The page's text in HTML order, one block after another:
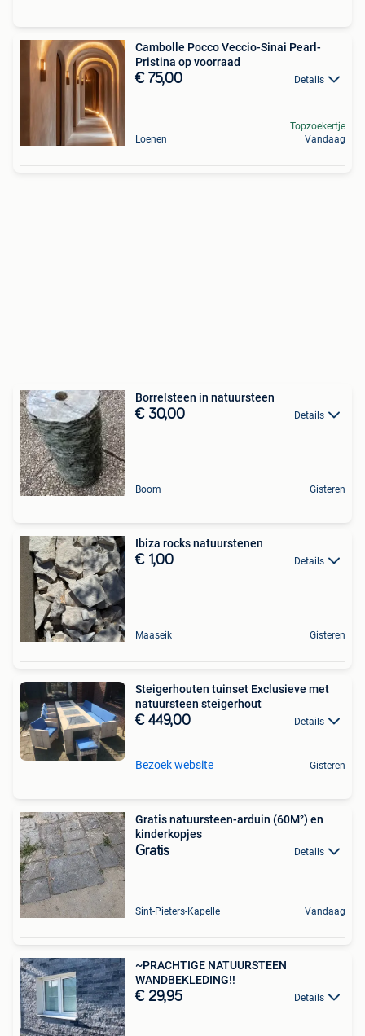
Cambolle Pocco Veccio-Sinai Pearl-
Pristina op voorraad
€ 75,00 Details
Loenen
Topzoekertje
Vandaag
Borrelsteen in natuursteen
€ 30,00 Details
Boom Gisteren
Ibiza rocks natuurstenen
€ 1,00 Details
Maaseik Gisteren
Steigerhouten tuinset Exclusieve met
natuursteen steigerhout
€ 449,00 Details
Bezoek website Gisteren
Gratis natuursteen-arduin (60M²) en
kinderkopjes
Gratis Details
Sint-Pieters-Kapelle Vandaag
~PRACHTIGE NATUURSTEEN
WANDBEKLEDING!!
€ 29,95 Details